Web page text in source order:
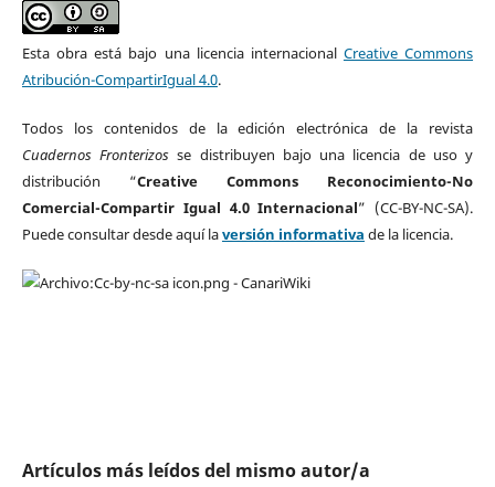
Esta obra está bajo una licencia internacional Creative Commons
Atribución-CompartirIgual 4.0.
Todos los contenidos de la edición electrónica de la revista
Cuadernos Fronterizos se distribuyen bajo una licencia de uso y
distribución “Creative Commons Reconocimiento-No
Comercial-Compartir Igual 4.0 Internacional” (CC-BY-NC-SA).
Puede consultar desde aquí laversión informativa de la licencia.
Artículos más leídos del mismo autor/a